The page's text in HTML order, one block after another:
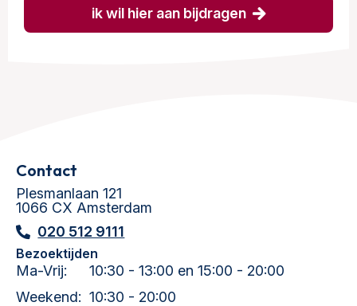
ik wil hier aan bijdragen
Contact
Plesmanlaan 121
1066 CX Amsterdam
020 512 9111
Bezoektijden
Ma-Vrij:
10:30 - 13:00 en 15:00 - 20:00
Weekend: 10:30 - 20:00